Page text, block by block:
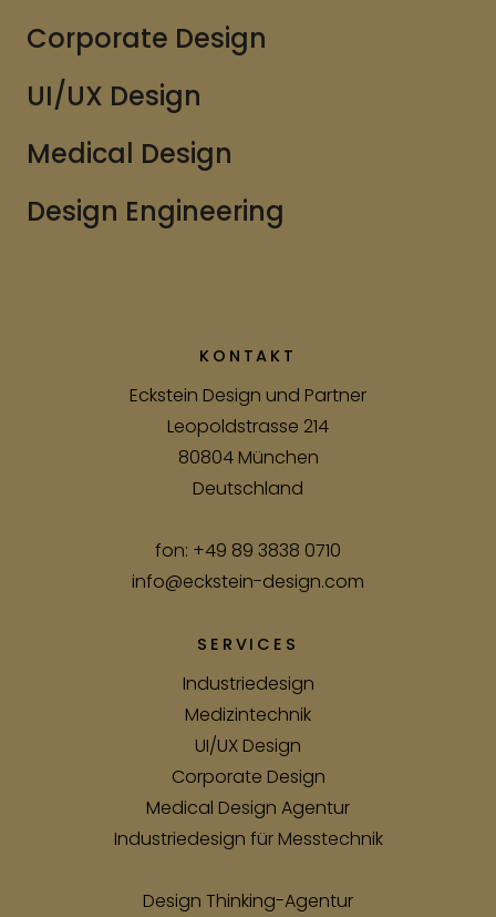
Corporate Design
UI/UX Design
Medical Design
Design Engineering
KONTAKT
Eckstein Design und Partner
Leopoldstrasse 214
80804 München
Deutschland
fon: +49 89 3838 0710
info@eckstein-design.com
SERVICES
Industriedesign
Medizintechnik
UI/UX Design
Corporate Design
Medical Design Agentur
Industriedesign für Messtechnik
Design Thinking-Agentur